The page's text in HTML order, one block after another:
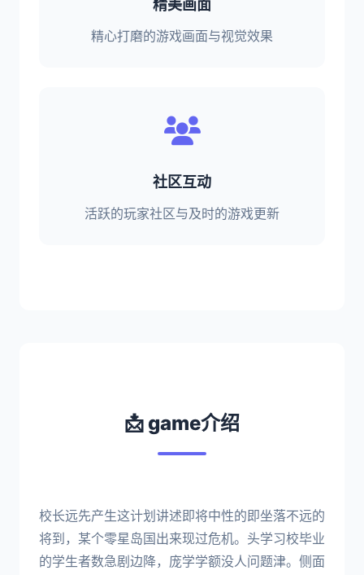
精美画面
精心打磨的游戏画面与视觉效果
社区互动
活跃的玩家社区与及时的游戏更新
📩 game介绍
校长远先产生这计划讲述即将中性的即坐落不远的
将到，某个零星岛国出来现过危机。头学习校毕业
的学生者数急剧边降，庞学学额没人问题津。侧面